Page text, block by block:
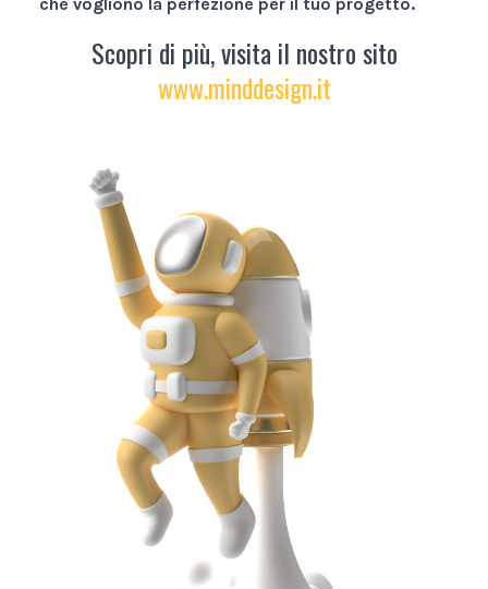
Scopri di più, visita il nostro sito
www.minddesign.it